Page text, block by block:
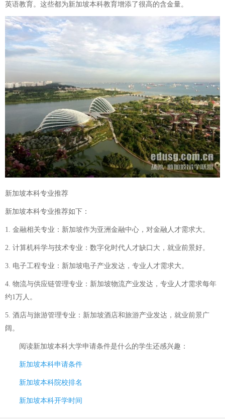
英语教育。这些都为新加坡本科教育增添了很高的含金量。
新加坡本科专业推荐
新加坡本科专业推荐如下：
1. 金融相关专业：新加坡作为亚洲金融中心，对金融人才需求大。
2. 计算机科学与技术专业：数字化时代人才缺口大，就业前景好。
3. 电子工程专业：新加坡电子产业发达，专业人才需求大。
4. 物流与供应链管理专业：新加坡物流产业发达，专业人才需求每年
约1万人。
5. 酒店与旅游管理专业：新加坡酒店和旅游产业发达，就业前景广
阔。
阅读新加坡本科大学申请条件是什么的学生还感兴趣：
新加坡本科申请条件
新加坡本科院校排名
新加坡本科开学时间